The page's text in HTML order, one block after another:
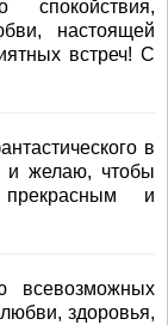
спокойствия,
настоящей
встреч! С
в
и желаю, чтобы
и
здоровья,